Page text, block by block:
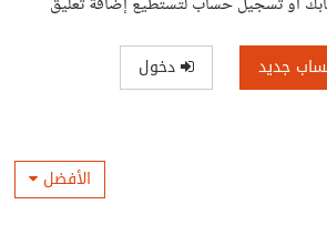
جديد دخول
الأفضل